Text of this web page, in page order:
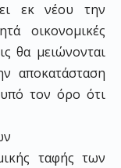
εκ νέου την
οικονομικές
θα μειώνονται
αποκατάσταση
τον όρο ότι
ταφής των